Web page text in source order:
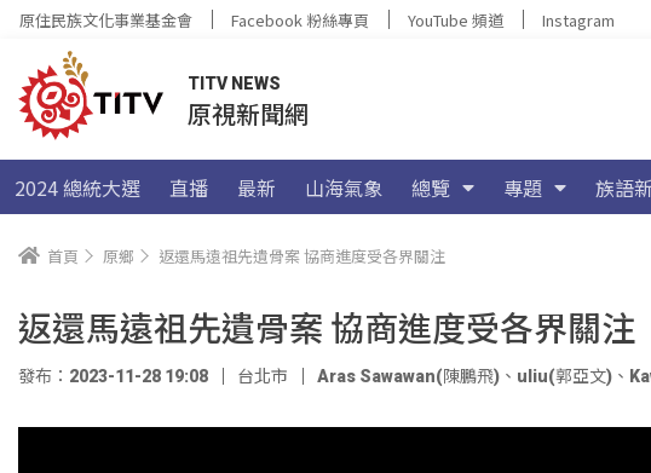
原住民族文化事業基金會 Facebook 粉絲專頁 YouTube 頻道 Instagram
TITV NEWS
原視新聞網
2024 總統大選 直播 最新 山海氣象 總覽 專題 族語
首頁 原鄉 返還馬遠祖先遺骨案 協商進度受各界關注
返還馬遠祖先遺骨案 協商進度受各界關注
發布：2023-11-28 19:08 台北市 Aras Sawawan(陳鵬飛) 、 uliu(郭亞文) 、